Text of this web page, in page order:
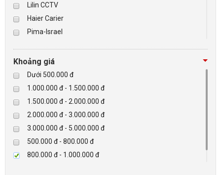
Lilin CCTV
Haier Carier
Pima-Israel
Checkpoint
Paradox-Canada
D-max
HIKVISON
Eguard
Khác
Rapiscan
Khoảng giá
Dưới 500.000 đ
1.000.000 đ - 1.500.000 đ
1.500.000 đ - 2.000.000 đ
2.000.000 đ - 3.000.000 đ
3.000.000 đ - 5.000.000 đ
500.000 đ - 800.000 đ
800.000 đ - 1.000.000 đ
BÁO ĐỘNG, BÁO CHÁY
NHÀ THÔNG MINH
LIÊN HỆ